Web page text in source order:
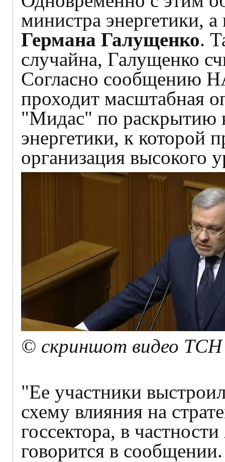
министра энергетики,
Германа Галущенко.
случайна, Галущенко
Согласно сообщению
проходит масштабная
"Мидас" по раскрытию
энергетики, к которой
организация высокого
© скриншот видео ТСН
"Ее участники
схему влияния на
госсектора, в
говорится в сообщении.